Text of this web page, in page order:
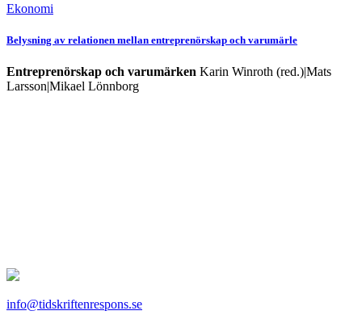
Ekonomi
Belysning av relationen mellan entreprenörskap och varumärle
Entreprenörskap och varumärken Karin Winroth (red.)|Mats
Larsson|Mikael Lönnborg
info@tidskriftenrespons.se